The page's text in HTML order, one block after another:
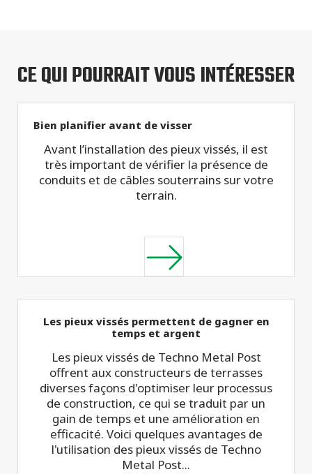
CE QUI POURRAIT VOUS INTÉRESSER
Bien planifier avant de visser
Avant l’installation des pieux vissés, il est
très important de vérifier la présence de
conduits et de câbles souterrains sur votre
terrain.
Les pieux vissés permettent de gagner en
temps et argent
Les pieux vissés de Techno Metal Post
offrent aux constructeurs de terrasses
diverses façons d'optimiser leur processus
de construction, ce qui se traduit par un
gain de temps et une amélioration en
efficacité. Voici quelques avantages de
l'utilisation des pieux vissés de Techno
Metal Post...